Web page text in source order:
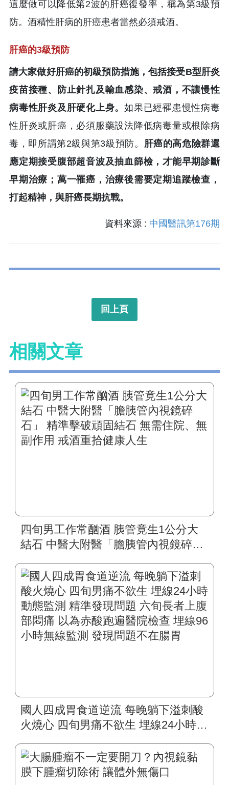
這麼做可以降低第2波的肝癌復發率，稱為第3級預
防。酒精性肝病的肝癌患者當然必須戒酒。
肝癌的3級預防
請大家做好肝癌的初級預防措施，包括接受B型肝炎
疫苗接種、防止針扎及輸血感染、戒酒，不讓慢性
病毒性肝炎及肝硬化上身。如果已經罹患慢性病毒
性肝炎或肝癌，必須服藥設法降低病毒量或根除病
毒，即所謂第2級與第3級預防。
肝癌的高危險群還
應定期接受腹部超音波及抽血篩檢，才能早期診斷
早期治療；萬一罹癌，治療後需要定期追蹤檢查，
打起精神，與肝癌長期抗戰。
資料來源 : 中國醫訊第176期
回上頁
相關文章
四旬男工作常酗酒 胰管竟生1公分大
結石 中醫大附醫「膽胰管內視鏡碎
副作用 戒酒重拾健康人生
國人四成胃食道逆流 每晚躺下溢刺酸
火燒心 四旬男痛不欲生 埋線24小時動
悶痛 以為赤酸跑遍醫院檢查 埋線96小
時無線監測 發現問題不在腸胃